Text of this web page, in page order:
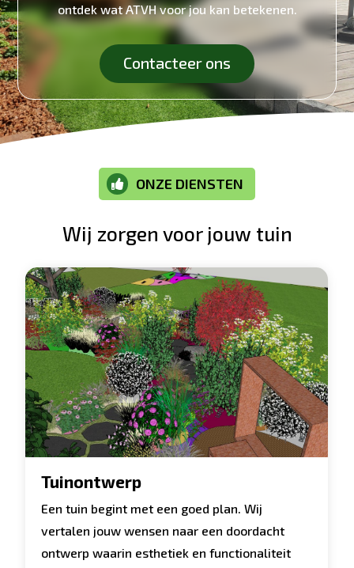
ontdek wat ATVH voor jou kan betekenen.
Contacteer ons
 ONZE DIENSTEN
Wij zorgen voor jouw tuin
Tuinontwerp
Een tuin begint met een goed plan. Wij
vertalen jouw wensen naar een doordacht
ontwerp waarin esthetiek en functionaliteit